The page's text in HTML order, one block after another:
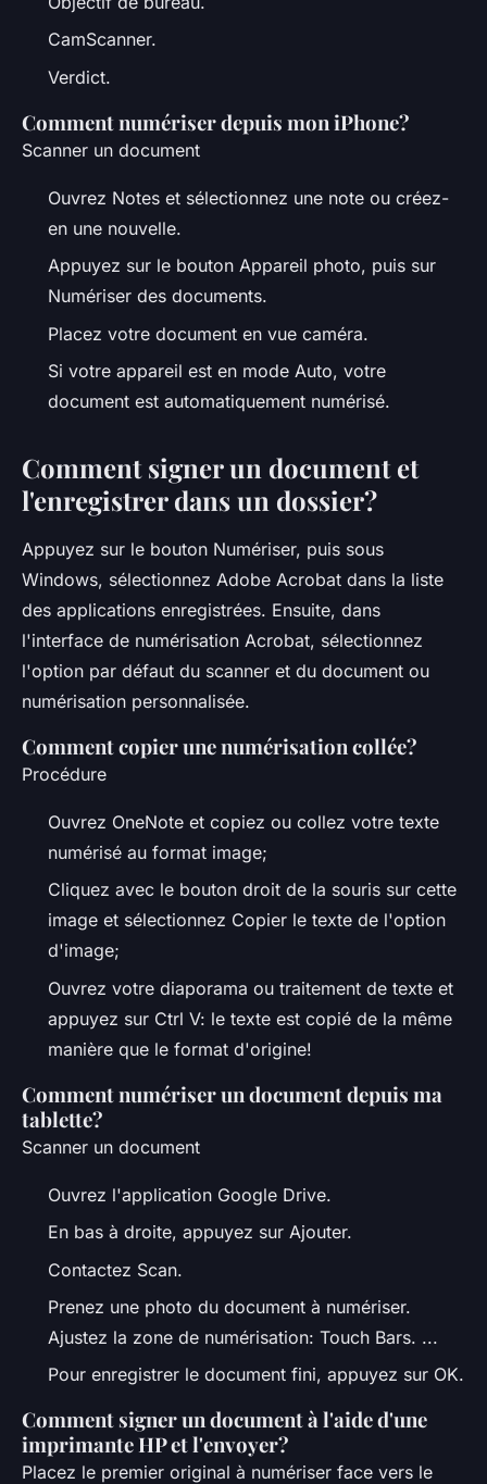
CamScanner.
Verdict.
Comment numériser depuis mon iPhone?
Scanner un document
Ouvrez Notes et sélectionnez une note ou créez-
en une nouvelle.
Appuyez sur le bouton Appareil photo, puis sur
Numériser des documents.
Placez votre document en vue caméra.
Si votre appareil est en mode Auto, votre
document est automatiquement numérisé.
Comment signer un document et
l'enregistrer dans un dossier?
Appuyez sur le bouton Numériser, puis sous
Windows, sélectionnez Adobe Acrobat dans la liste
des applications enregistrées. Ensuite, dans
l'interface de numérisation Acrobat, sélectionnez
l'option par défaut du scanner et du document ou
numérisation personnalisée.
Comment copier une numérisation collée?
Procédure
Ouvrez OneNote et copiez ou collez votre texte
numérisé au format image;
Cliquez avec le bouton droit de la souris sur cette
image et sélectionnez Copier le texte de l'option
d'image;
Ouvrez votre diaporama ou traitement de texte et
appuyez sur Ctrl V: le texte est copié de la même
manière que le format d'origine!
Comment numériser un document depuis ma
tablette?
Scanner un document
Ouvrez l'application Google Drive.
En bas à droite, appuyez sur Ajouter.
Contactez Scan.
Prenez une photo du document à numériser.
Ajustez la zone de numérisation: Touch Bars. ...
Pour enregistrer le document fini, appuyez sur OK.
Comment signer un document à l'aide d'une
imprimante HP et l'envoyer?
Placez le premier original à numériser face vers le